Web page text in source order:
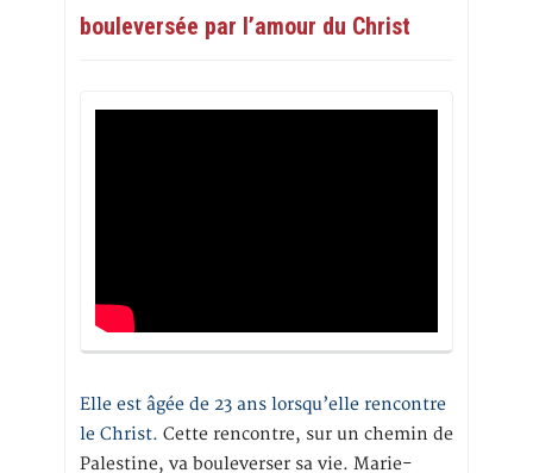
bouleversée par l’amour du Christ
Elle est âgée de 23 ans lorsqu’elle rencontre
le Christ. Cette rencontre, sur un chemin de
Palestine, va bouleverser sa vie. Marie-